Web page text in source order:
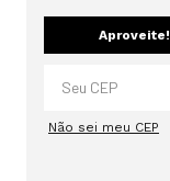
Aproveite!
Não sei meu CEP